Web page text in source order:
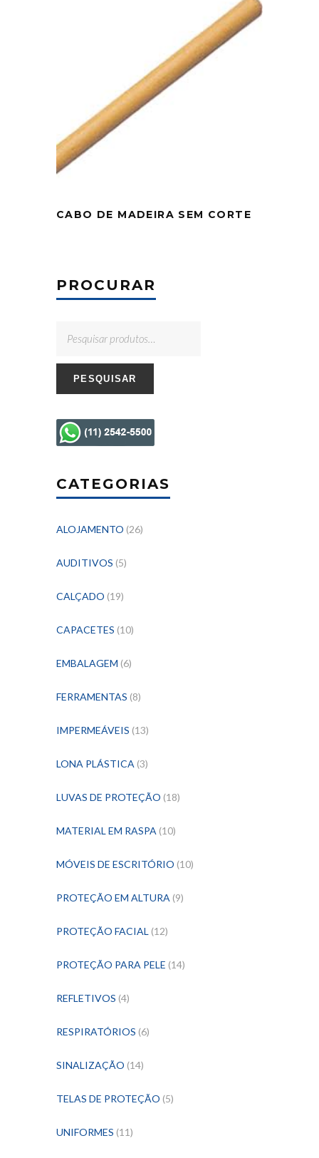
CABO DE MADEIRA SEM CORTE
PROCURAR
PESQUISAR
CATEGORIAS
ALOJAMENTO (26)
AUDITIVOS (5)
CALÇADO (19)
CAPACETES (10)
EMBALAGEM (6)
FERRAMENTAS (8)
IMPERMEÁVEIS (13)
LONA PLÁSTICA (3)
LUVAS DE PROTEÇÃO (18)
MATERIAL EM RASPA (10)
MÓVEIS DE ESCRITÓRIO (10)
PROTEÇÃO EM ALTURA (9)
PROTEÇÃO FACIAL (12)
PROTEÇÃO PARA PELE (14)
REFLETIVOS (4)
RESPIRATÓRIOS (6)
SINALIZAÇÃO (14)
TELAS DE PROTEÇÃO (5)
UNIFORMES (11)